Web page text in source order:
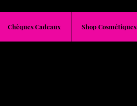
Chèques Cadeaux Shop Cosmétiques